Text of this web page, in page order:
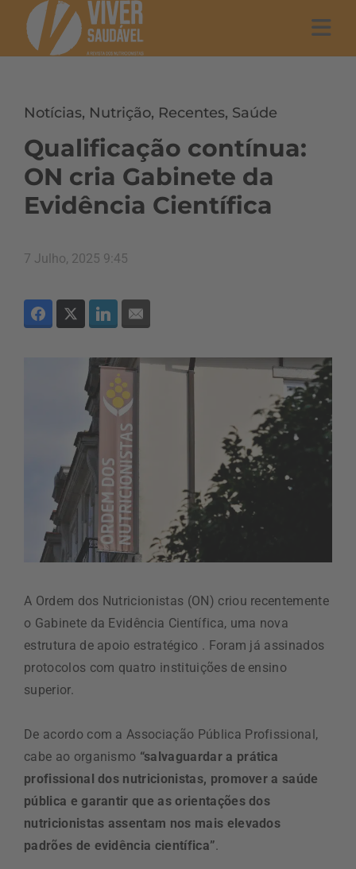
Notícias, Nutrição, Recentes, Saúde
Qualificação contínua:
ON cria Gabinete da
Evidência Científica
7 Julho, 2025 9:45
A Ordem dos Nutricionistas (ON) criou recentemente
o Gabinete da Evidência Científica, uma nova
estrutura de apoio estratégico . Foram já assinados
protocolos com quatro instituições de ensino
superior.
De acordo com a Associação Pública Profissional,
cabe ao organismo “salvaguardar a prática
profissional dos nutricionistas, promover a saúde
pública e garantir que as orientações dos
nutricionistas assentam nos mais elevados
padrões de evidência científica”.